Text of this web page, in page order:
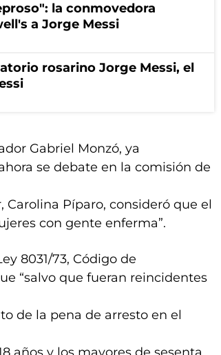
la conmovedora
a Jorge Messi
rosarino Jorge Messi, el
Gabriel Monzó, ya
se debate en la comisión de
Píparo, consideró que el
con gente enferma”.
8031/73, Código de
“salvo que fueran reincidentes
de la pena de arresto en el